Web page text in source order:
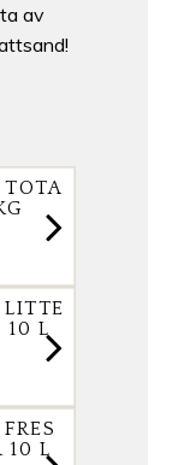
av
TOTA
LITTE
10 L
10 L